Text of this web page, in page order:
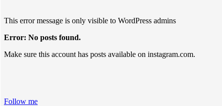
This error message is only visible to WordPress admins
Error: No posts found.
Make sure this account has posts available on instagram.com.
Follow me